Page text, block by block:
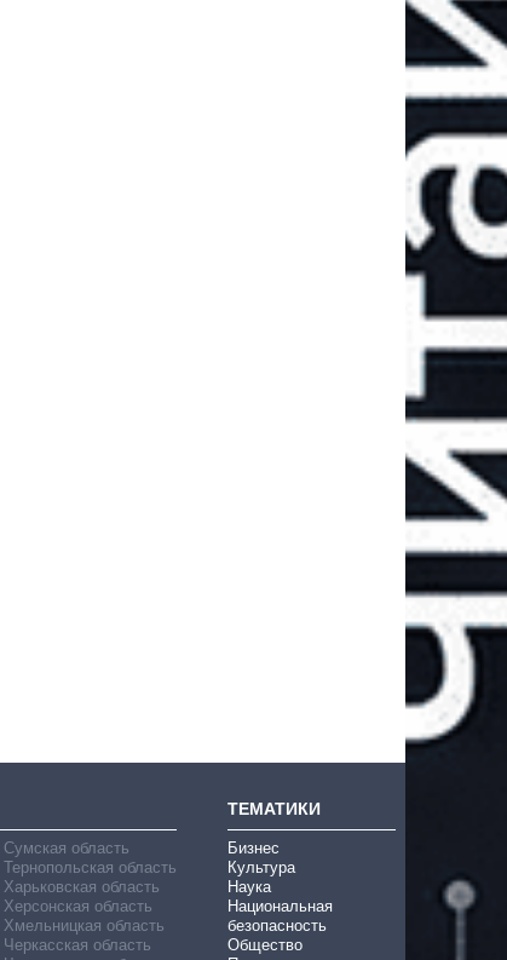
Сумская область
Тернопольская область
Харьковская область
Херсонская область
Хмельницкая область
Черкасская область
ТЕМАТИКИ
Бизнес
Культура
Наука
Национальная
безопасность
Общество